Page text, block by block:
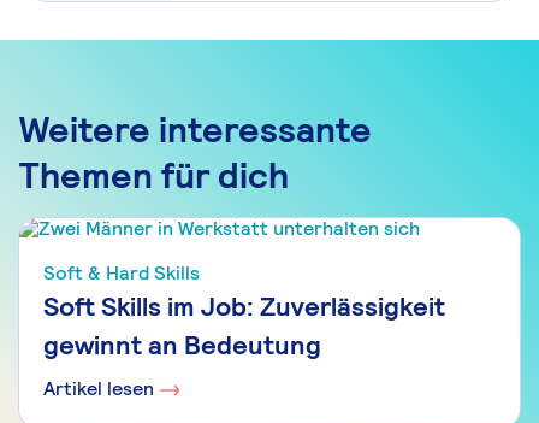
Weitere interessante
Themen für dich
Soft & Hard Skills
Soft Skills im Job: Zuverlässigkeit
gewinnt an Bedeutung
Artikel lesen